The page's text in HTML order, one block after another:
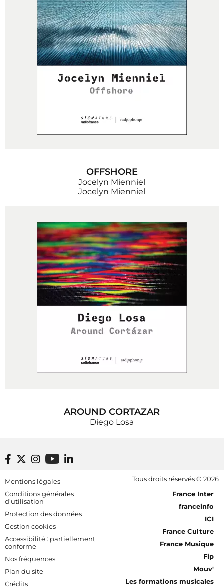
OFFSHORE
Jocelyn Mienniel
Jocelyn Mienniel
AROUND CORTAZAR
Diego Losa
Footer bottom
Mentions légales
Conditions générales
d'utilisation
Protection des données
Gestion cookies
Accessibilité : partiellement
conforme
Nos fréquences
Plan du site
Crédits
Tous droits réservés © 2026
[RDF] Pied de page - Mobile
France Inter
franceinfo
ICI
France Culture
France Musique
Fip
Mouv'
Les formations musicales